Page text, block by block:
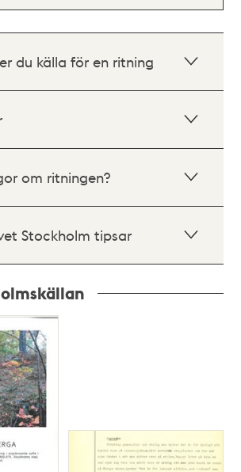
du källa för en ritning
om ritningen?
Stockholm tipsar